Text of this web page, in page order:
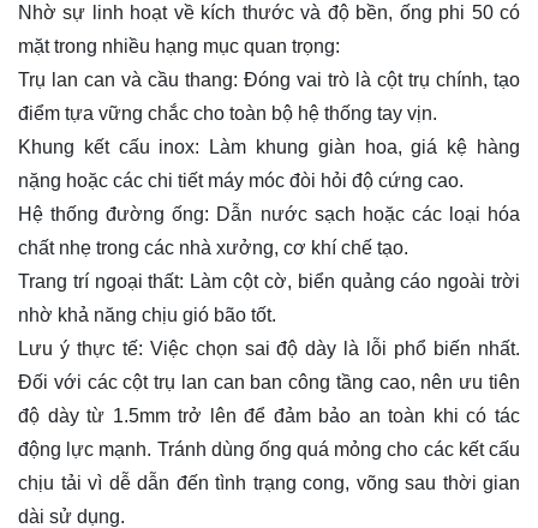
Nhờ sự linh hoạt về kích thước và độ bền, ống phi 50 có
mặt trong nhiều hạng mục quan trọng:
Trụ lan can và cầu thang: Đóng vai trò là cột trụ chính, tạo
điểm tựa vững chắc cho toàn bộ hệ thống tay vịn.
Khung kết cấu inox: Làm khung giàn hoa, giá kệ hàng
nặng hoặc các chi tiết máy móc đòi hỏi độ cứng cao.
Hệ thống đường ống: Dẫn nước sạch hoặc các loại hóa
chất nhẹ trong các nhà xưởng, cơ khí chế tạo.
Trang trí ngoại thất: Làm cột cờ, biển quảng cáo ngoài trời
nhờ khả năng chịu gió bão tốt.
Lưu ý thực tế: Việc chọn sai độ dày là lỗi phổ biến nhất.
Đối với các cột trụ lan can ban công tầng cao, nên ưu tiên
độ dày từ 1.5mm trở lên để đảm bảo an toàn khi có tác
động lực mạnh. Tránh dùng ống quá mỏng cho các kết cấu
chịu tải vì dễ dẫn đến tình trạng cong, võng sau thời gian
dài sử dụng.